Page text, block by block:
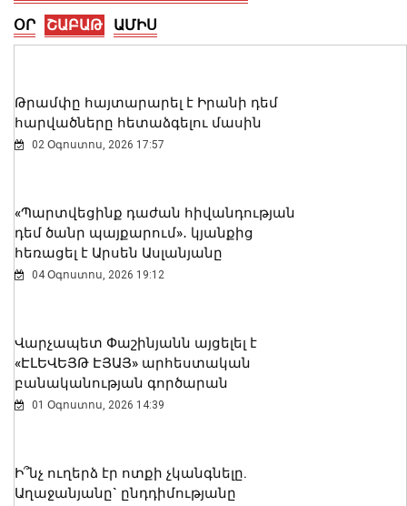
Բրիտանիայի դեսպանը հայերեն է
խոսում․ տեսանյութ
06 Օգոստոս, 2026 23:30
ՕՐ ՇԱԲԱԹ ԱՄԻՍ
Թրամփը հայտարարել է Իրանի դեմ
հարվածները հետաձգելու մասին
02 Օգոստոս, 2026 17:57
«Պարտվեցինք դաժան հիվանդության
դեմ ծանր պայքարում»․ կյանքից
հեռացել է Արսեն Ասլանյանը
04 Օգոստոս, 2026 19:12
Վարչապետ Փաշինյանն այցելել է
«ԷԼԵՎԵՅԹ ԷՅԱՅ» արհեստական
բանականության գործարան
01 Օգոստոս, 2026 14:39
Ի՞նչ ուղերձ էր ոտքի չկանգնելը.
Աղաջանյանը` ընդդիմությանը